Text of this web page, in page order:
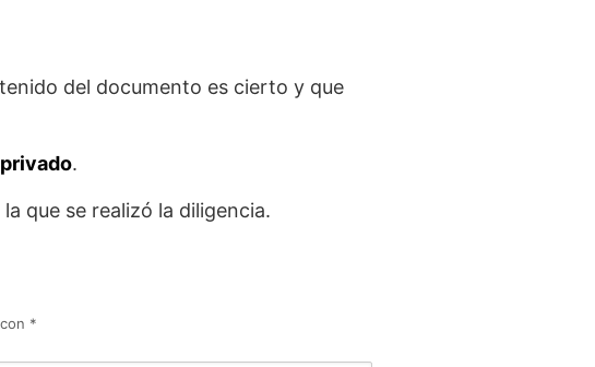
del documento es cierto y que
.
que se realizó la diligencia.
*